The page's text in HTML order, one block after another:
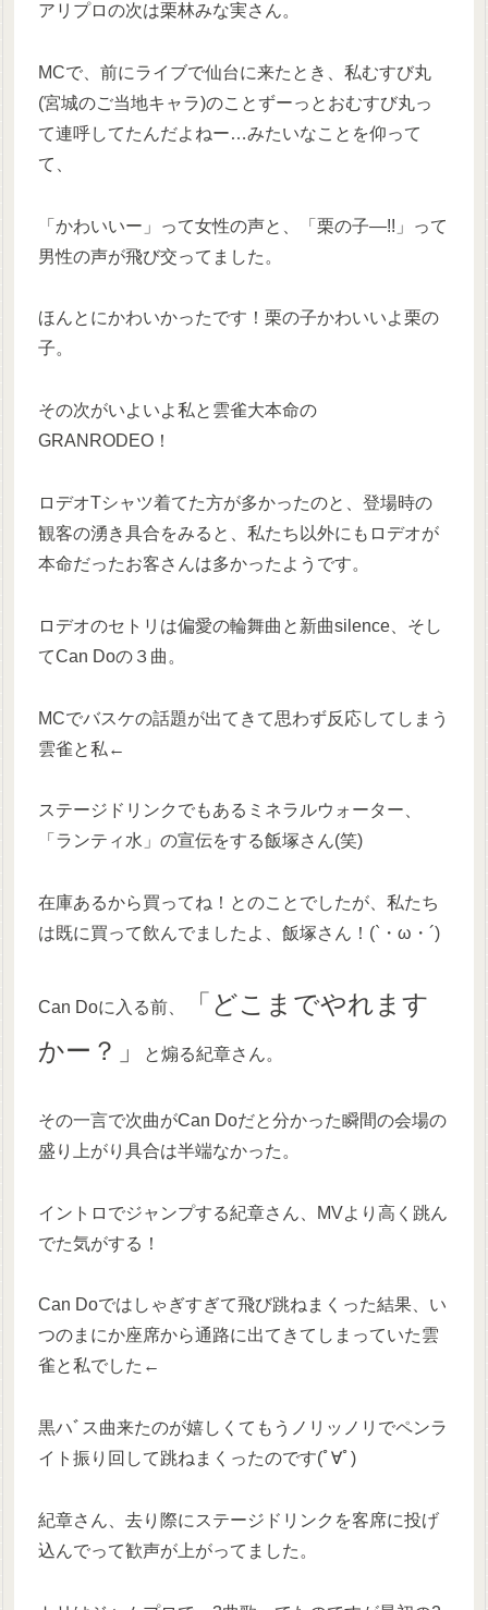
アリプロの次は栗林みな実さん。
MCで、前にライブで仙台に来たとき、私むすび丸
(宮城のご当地キャラ)のことずーっとおむすび丸っ
て連呼してたんだよねー…みたいなことを仰って
て、
「かわいいー」って女性の声と、「栗の子―!!」って
男性の声が飛び交ってました。
ほんとにかわいかったです！栗の子かわいいよ栗の
子。
その次がいよいよ私と雲雀大本命の
GRANRODEO！
ロデオTシャツ着てた方が多かったのと、登場時の
観客の湧き具合をみると、私たち以外にもロデオが
本命だったお客さんは多かったようです。
ロデオのセトリは偏愛の輪舞曲と新曲silence、そし
てCan Doの３曲。
MCでバスケの話題が出てきて思わず反応してしまう
雲雀と私←
ステージドリンクでもあるミネラルウォーター、
「ランティ水」の宣伝をする飯塚さん(笑)
在庫あるから買ってね！とのことでしたが、私たち
は既に買って飲んでましたよ、飯塚さん！(`・ω・´)
Can Doに入る前、
「どこまでやれます
かー？」
と煽る紀章さん。
その一言で次曲がCan Doだと分かった瞬間の会場の
盛り上がり具合は半端なかった。
イントロでジャンプする紀章さん、MVより高く跳ん
でた気がする！
Can Doではしゃぎすぎて飛び跳ねまくった結果、い
つのまにか座席から通路に出てきてしまっていた雲
雀と私でした←
黒ハﾞス曲来たのが嬉しくてもうノリッノリでペンラ
イト振り回して跳ねまくったのです(ﾟ∀ﾟ)
紀章さん、去り際にステージドリンクを客席に投げ
込んでって歓声が上がってました。